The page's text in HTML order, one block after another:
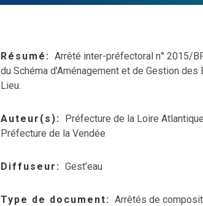
Résumé
Arrêté inter-préfectoral n° 2015/
du Schéma d'Aménagement et de Gestion des
Lieu.
Auteur(s)
Préfecture de la Loire Atlantique
Préfecture de la Vendée
Diffuseur Gest'eau
Type de document Arrêtés de